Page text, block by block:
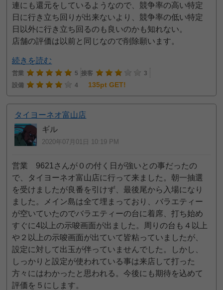
連にも還元をしているようなので、競争率の高い特定
日に行き立ち回りが出来ないより、競争率の低い特定
日以外に行き立ち回るのも良いのかも知れない。
店舗の評価は以前と同じなので削除願います。
続きを読む
営業 5 接客
3
設備
4 135pt GET!
タイヨーネオ富山店
ギル
2020年07月01日 10:19 PM
営業 9621さんが０の付く日が強いとの事だったの
で、タイヨーネオ富山店に行って来ました。朝一抽選
を受けましたが良番を引けず、最後尾から入場になり
ました。メイン島は全て埋まっており、バラエティー
が空いていたのでバラエティーの台に着席、打ち始め
すぐに4以上の示唆画面が出ました。周りの台も４以上
や２以上の示唆画面が出ていて皆粘っていましたが、
設定に対して出玉が伴っていませんでした。しかし、
しっかりと設定が使われている事は来店して打った
方々にはわかったと思われる。今後にも期待を込めて
評価を５にします。